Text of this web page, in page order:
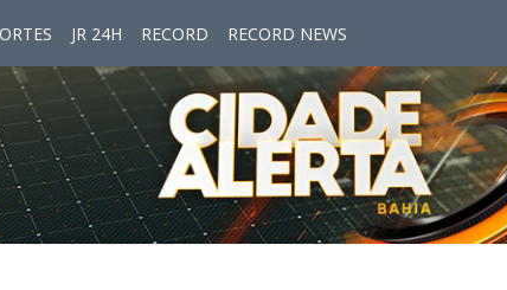
JR 24H RECORD RECORD NEWS